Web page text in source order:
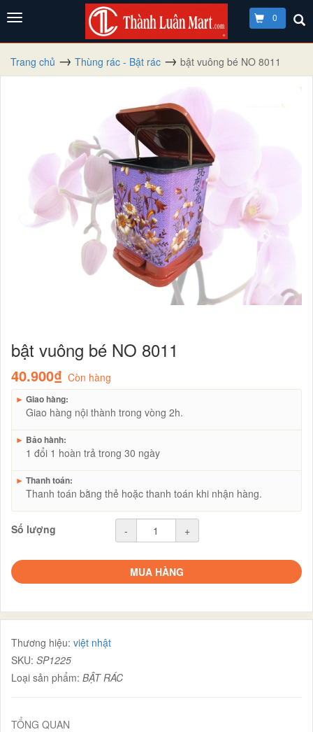
0
Trang chủ Thùng rác - Bật rác bật vuông bé NO 8011
bật vuông bé NO 8011
40.900₫ Còn hàng
► Giao hàng:
Giao hàng nội thành trong vòng 2h.
► Bảo hành:
1 đổi 1 hoàn trả trong 30 ngày
► Thanh toán:
Thanh toán bằng thẻ hoặc thanh toán khi nhận hàng.
Số lượng - +
MUA HÀNG
Thương hiệu: việt nhật
SKU: SP1225
Loại sản phẩm: BẬT RÁC
TỔNG QUAN